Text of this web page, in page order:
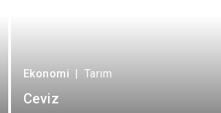
Ekonomi | Tarım
Ceviz